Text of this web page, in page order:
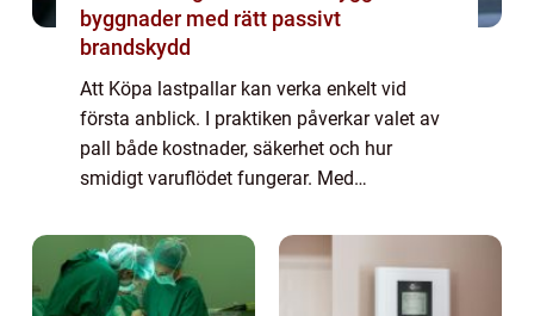
byggnader med rätt passivt
brandskydd
Att Köpa lastpallar kan verka enkelt vid
första anblick. I praktiken påverkar valet av
pall både kostnader, säkerhet och hur
smidigt varuflödet fungerar. Med
kvalitet och material går det att spara
pengar, förenk...